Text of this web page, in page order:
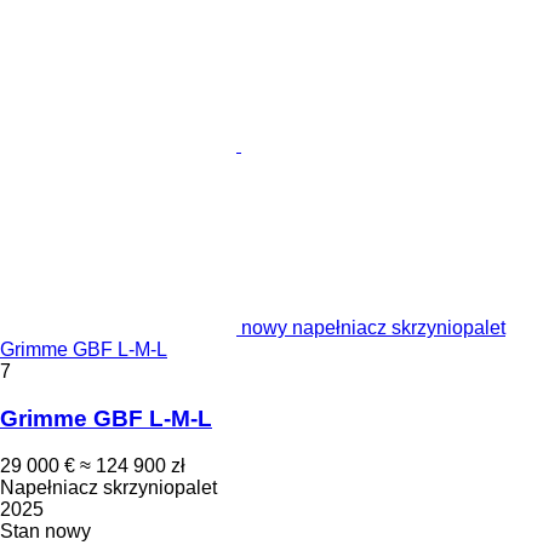
nowy napełniacz skrzyniopalet
Grimme GBF L-M-L
7
Grimme GBF L-M-L
29 000 € ≈ 124 900 zł
Napełniacz skrzyniopalet
2025
Stan nowy